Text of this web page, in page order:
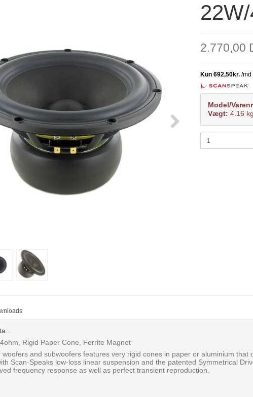
2.770,00
Model/
Vægt: 4.16 kg.
Rigid Paper Cone, Ferrite Magnet
woofers and subwoofers features very rigid cones in paper or aluminium
Scan-Speaks low-loss linear suspension and the patented Symmetrical
frequency response as well as perfect transient reproduction.